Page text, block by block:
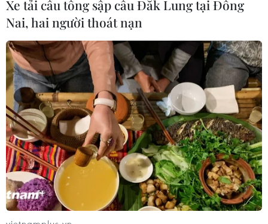
Xe tải cẩu tông sập cầu Đắk Lung tại Đồng
Nai, hai người thoát nạn